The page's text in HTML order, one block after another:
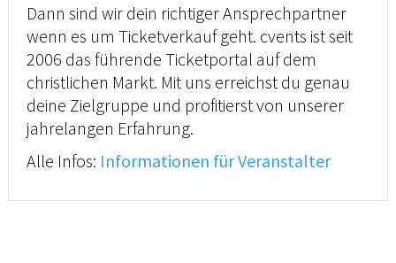
Dann sind wir dein richtiger Ansprechpartner
wenn es um Ticketverkauf geht. cvents ist seit
2006 das führende Ticketportal auf dem
christlichen Markt. Mit uns erreichst du genau
deine Zielgruppe und profitierst von unserer
jahrelangen Erfahrung.
Alle Infos: Informationen für Veranstalter